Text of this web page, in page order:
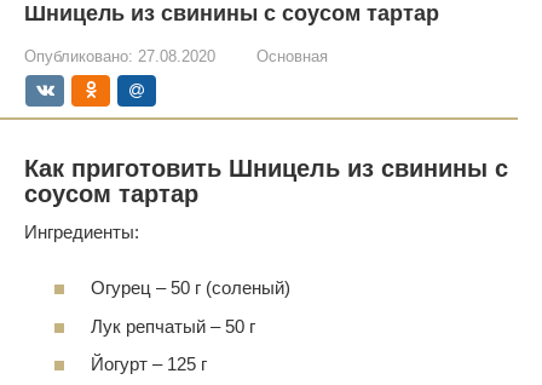
Шницель из свинины с соусом тартар
Опубликовано: 27.08.2020 Основная
Как приготовить Шницель из свинины с
соусом тартар
Ингредиенты:
Огурец – 50 г (соленый)
Лук репчатый – 50 г
Йогурт – 125 г